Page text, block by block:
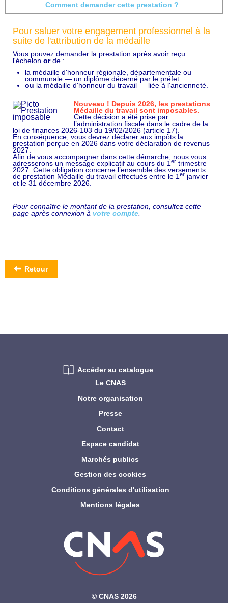
Comment demander cette prestation ?
Pour saluer votre engagement professionnel à la
suite de l'attribution de la médaille
Vous pouvez demander la prestation après avoir reçu
l'échelon orde :
la médaille d'honneur régionale, départementale ou
communale — un diplôme décerné par le préfet
ou la médaille d'honneur du travail — liée à l'ancienneté.
Nouveau ! Depuis 2026, les prestations
Médaille du travail sont imposables.
Cette décision a été prise par
l’administration fiscale dans le cadre de la
loi de finances 2026-103 du 19/02/2026 (article 17).
En conséquence, vous devrez déclarer aux impôts la
prestation perçue en 2026 dans votre déclaration de revenus
2027.
Afin de vous accompagner dans cette démarche, nous vous
adresserons un message explicatif au cours du 1 er trimestre
2027. Cette obligation concerne l’ensemble des versements
de prestation Médaille du travail effectués entre le 1 er janvier
et le 31 décembre 2026.
Pour connaître le montant de la prestation, consultez cette
page après connexion à votre compte
Retour
©‎ CNAS 2026
Le CNAS
Notre organisation
Presse
Contact
Espace candidat
Marchés publics
Gestion des cookies
Conditions générales d'utilisation
Mentions légales
Accéder au catalogue